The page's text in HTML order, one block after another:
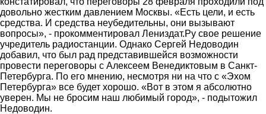
довольно жестким давлением Москвы. «Есть цели, и есть
средства. И средства неубедительны, они вызывают
вопросы», - прокомментировал Лениздат.Ру свое решение
учредитель радиостанции. Однако Сергей Недоводин
добавил, что был рад представившейся возможности
провести переговоры с Алексеем Венедиктовым в Санкт-
Петербурга. По его мнению, несмотря ни на что с «Эхом
Петербурга» все будет хорошо. «Вот в этом я абсолютно
уверен. Мы не бросим наш любимый город», - подытожил
Недоводин.